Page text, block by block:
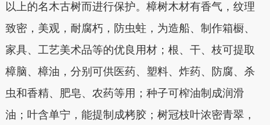
以上的名木古树而进行保护。樟树木材有香气，纹理
致密，美观，耐腐朽，防虫蛀，为造船、制作箱橱、
家具、工艺美术品等的优良用材；根、干、枝可提取
樟脑、樟油，分别可供医药、塑料、炸药、防腐、杀
虫和香精、肥皂、农药等用；种子可榨油制成润滑
油；叶含单宁，能提制成栲胶；树冠枝叶浓密青翠，